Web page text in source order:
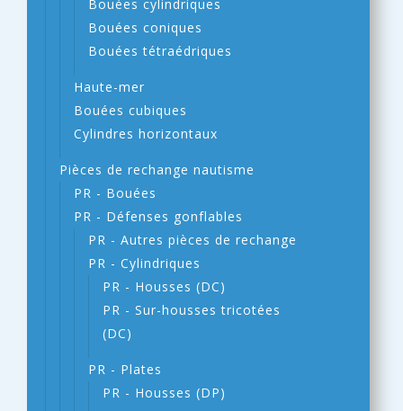
Bouées cylindriques
Bouées coniques
Bouées tétraédriques
Haute-mer
Bouées cubiques
Cylindres horizontaux
Pièces de rechange nautisme
PR - Bouées
PR - Défenses gonflables
PR - Autres pièces de rechange
PR - Cylindriques
PR - Housses (DC)
PR - Sur-housses tricotées
(DC)
PR - Plates
PR - Housses (DP)